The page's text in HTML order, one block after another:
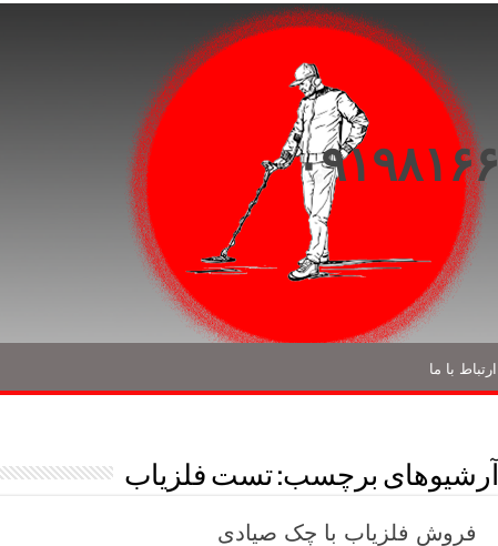
ارتباط با ما
آرشیوهای برچسب:تست فلزیاب
فروش فلزیاب با چک صیادی